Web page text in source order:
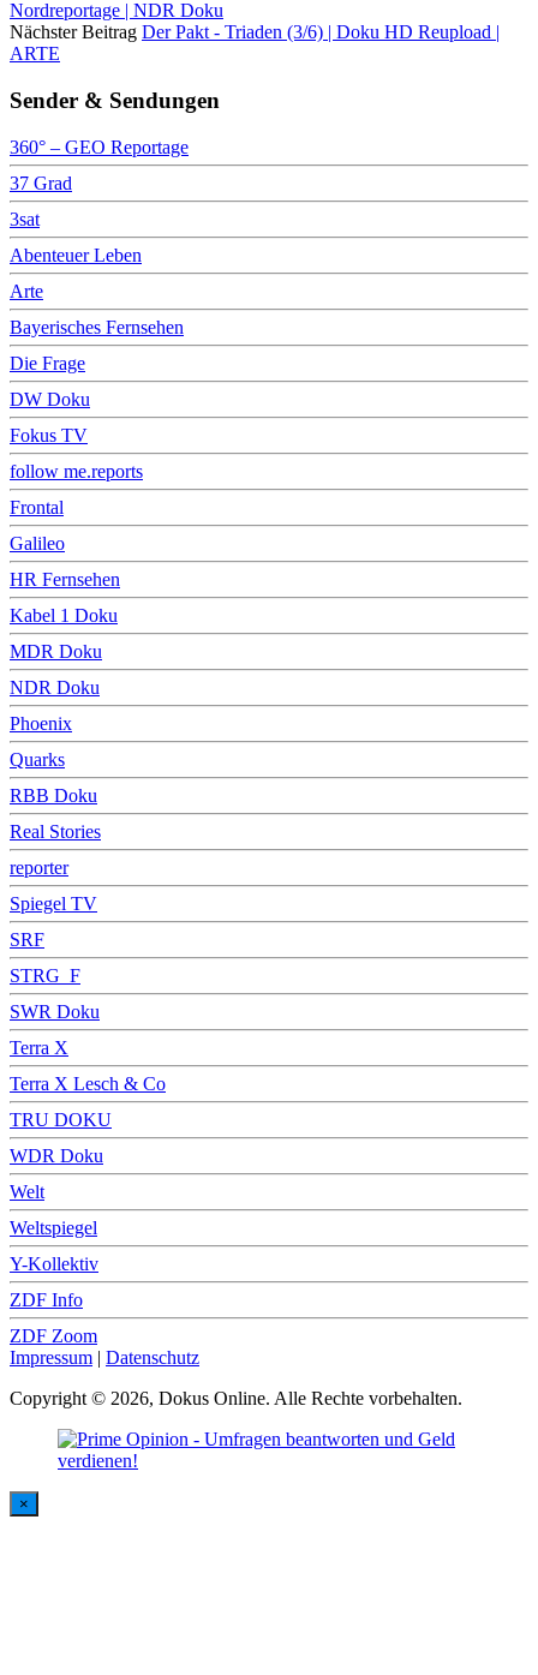
Nordreportage | NDR Doku
Nächster Beitrag Der Pakt - Triaden (3/6) | Doku HD Reupload |
ARTE
Sender & Sendungen
360° – GEO Reportage
37 Grad
3sat
Abenteuer Leben
Arte
Bayerisches Fernsehen
Die Frage
DW Doku
Fokus TV
follow me.reports
Frontal
Galileo
HR Fernsehen
Kabel 1 Doku
MDR Doku
NDR Doku
Phoenix
Quarks
RBB Doku
Real Stories
reporter
Spiegel TV
SRF
STRG_F
SWR Doku
Terra X
Terra X Lesch & Co
TRU DOKU
WDR Doku
Welt
Weltspiegel
Y-Kollektiv
ZDF Info
ZDF Zoom
Impressum | Datenschutz
Copyright © 2026, Dokus Online. Alle Rechte vorbehalten.
×